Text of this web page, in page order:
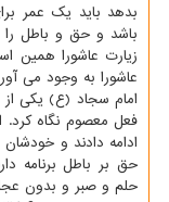
بدهد باید یک عمر
باشد و حق و باطل را
زیارت عاشورا همین
عاشورا به وجود می
امام سجاد (ع) یکی از
فعل معصوم نگاه کرد.
ادامه دادند و
حق بر باطل برنامه
حلم و صبر و بدون